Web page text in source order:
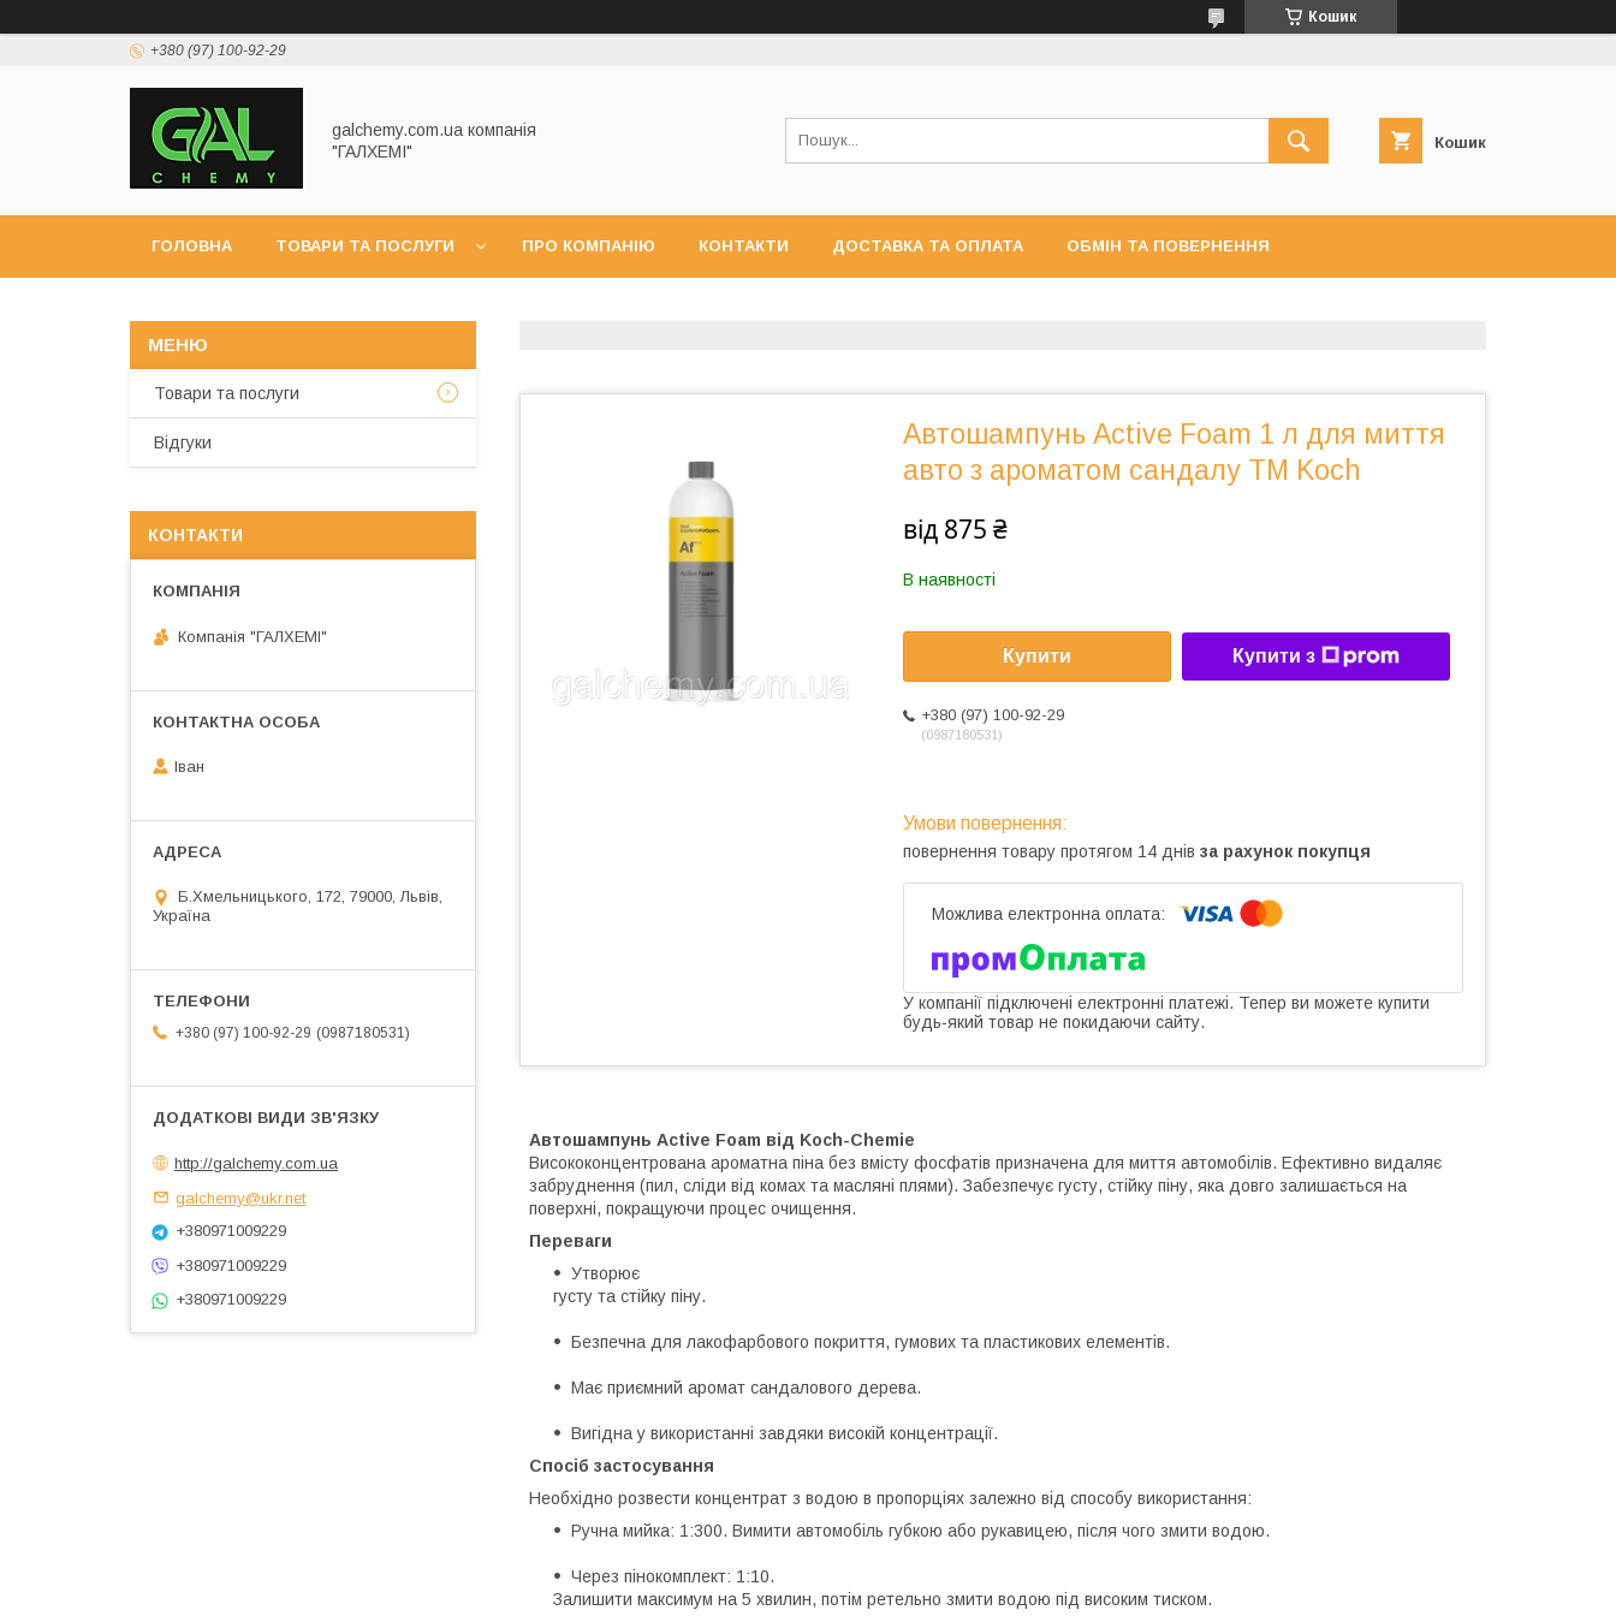
Кошик
+380 (97) 100-92-29
galchemy.com.ua компанія
"ГАЛХЕМІ"
Кошик
ГОЛОВНА ТОВАРИ ТА ПОСЛУГИ ПРО КОМПАНІЮ КОНТАКТИ ДОСТАВКА ТА ОПЛАТА ОБМІН ТА ПОВЕРНЕННЯ
Автошампунь Active Foam 1 л для миття
авто з ароматом сандалу ТМ Koch
від 875 ₴
В наявності
Купити Купити з
+380 (97) 100-92-29
0987180531
повернення товару протягом 14 днів за рахунок покупця
У компанії підключені електронні платежі. Тепер ви можете купити
будь-який товар не покидаючи сайту.
Автошампунь Active Foam від Koch-Chemie
Висококонцентрована ароматна піна без вмісту фосфатів призначена для миття автомобілів. Ефективно видаляє
забруднення (пил, сліди від комах та масляні плями). Забезпечує густу, стійку піну, яка довго залишається на
поверхні, покращуючи процес очищення.
Переваги
Утворює
густу та стійку піну.
Безпечна для лакофарбового покриття, гумових та пластикових елементів.
Має приємний аромат сандалового дерева.
Вигідна у використанні завдяки високій концентрації.
Спосіб застосування
Необхідно розвести концентрат з водою в пропорціях залежно від способу використання:
Ручна мийка: 1:300. Вимити автомобіль губкою або рукавицею, після чого змити водою.
Через пінокомплект: 1:10.
Залишити максимум на 5 хвилин, потім ретельно змити водою під високим тиском.
Товари та послуги
Відгуки
КОНТАКТИ
Компанія "ГАЛХЕМІ"
Іван
Б.Хмельницького, 172, 79000, Львів,
Україна
+380 (97) 100-92-29 0987180531
http://galchemy.com.ua
galchemy@ukr.net
+380971009229
+380971009229
+380971009229